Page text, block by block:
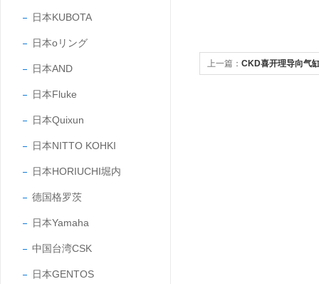
日本KUBOTA
日本oリング
日本AND
日本Fluke
日本Quixun
日本NITTO KOHKI
日本HORIUCHI堀内
德国格罗茨
日本Yamaha
中国台湾CSK
日本GENTOS
上一篇： CKD喜开理导向气